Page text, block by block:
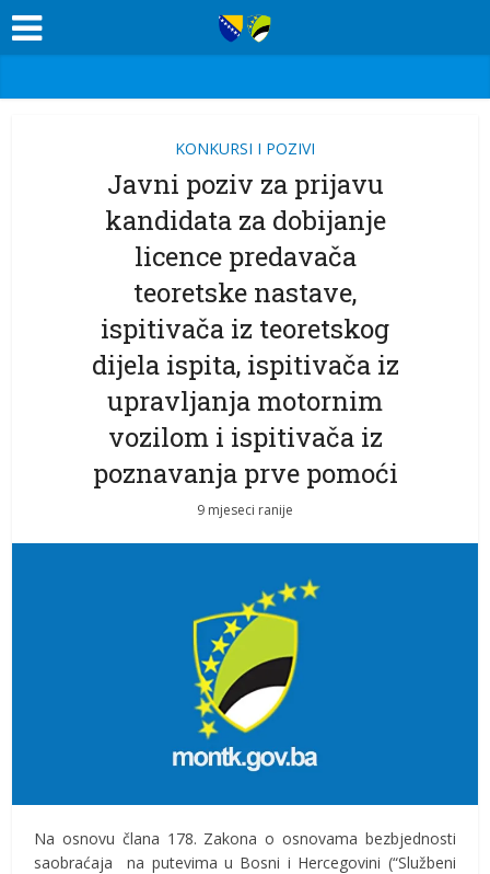
KONKURSI I POZIVI
Javni poziv za prijavu
kandidata za dobijanje
licence predavača
teoretske nastave,
ispitivača iz teoretskog
dijela ispita, ispitivača iz
upravljanja motornim
vozilom i ispitivača iz
poznavanja prve pomoći
9 mjeseci ranije
Na osnovu člana 178. Zakona o osnovama bezbjednosti
saobraćaja na putevima u Bosni i Hercegovini (“Službeni